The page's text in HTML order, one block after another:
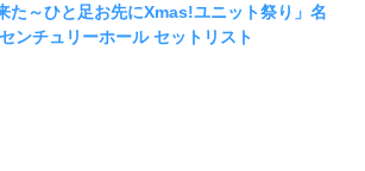
た～ひと足お先にXmas!ユニット祭り」名
ンチュリーホール セットリスト